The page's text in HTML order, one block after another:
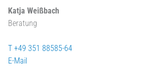
Katja Weißbach
Beratung
T +49 351 88585-64
E-Mail